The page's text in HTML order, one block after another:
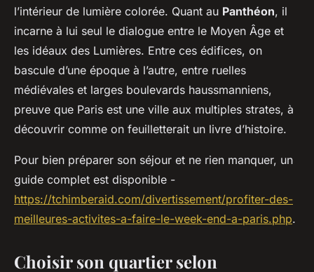
l’intérieur de lumière colorée. Quant au Panthéon, il
incarne à lui seul le dialogue entre le Moyen Âge et
les idéaux des Lumières. Entre ces édifices, on
bascule d’une époque à l’autre, entre ruelles
médiévales et larges boulevards haussmanniens,
preuve que Paris est une ville aux multiples strates, à
découvrir comme on feuilletterait un livre d’histoire.
Pour bien préparer son séjour et ne rien manquer, un
guide complet est disponible -
https://tchimberaid.com/divertissement/profiter-des-
meilleures-activites-a-faire-le-week-end-a-paris.php.
Choisir son quartier selon